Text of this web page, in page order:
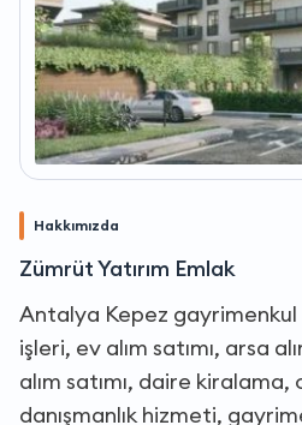
Hakkımızda
Zümrüt Yatırım Emlak
Antalya Kepez gayrimenkul
işleri, ev alım satımı, arsa
alım satımı, daire
danışmanlık hizmeti,